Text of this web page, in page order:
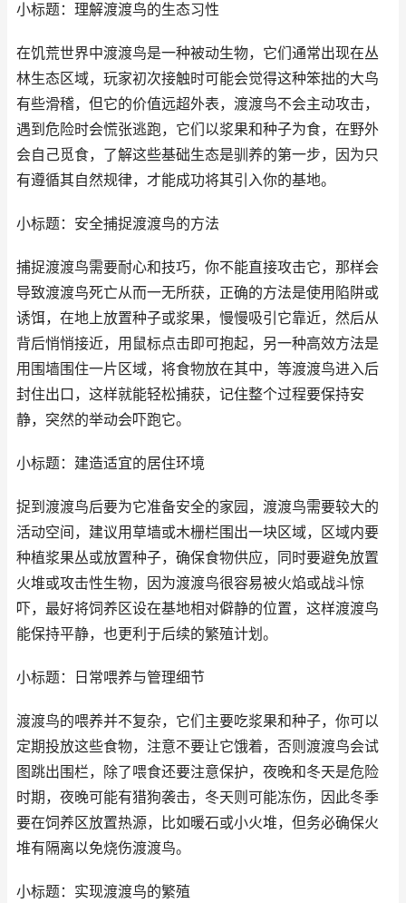
小标题：理解渡渡鸟的生态习性
在饥荒世界中渡渡鸟是一种被动生物，它们通常出现在丛
林生态区域，玩家初次接触时可能会觉得这种笨拙的大鸟
有些滑稽，但它的价值远超外表，渡渡鸟不会主动攻击，
遇到危险时会慌张逃跑，它们以浆果和种子为食，在野外
会自己觅食，了解这些基础生态是驯养的第一步，因为只
有遵循其自然规律，才能成功将其引入你的基地。
小标题：安全捕捉渡渡鸟的方法
捕捉渡渡鸟需要耐心和技巧，你不能直接攻击它，那样会
导致渡渡鸟死亡从而一无所获，正确的方法是使用陷阱或
诱饵，在地上放置种子或浆果，慢慢吸引它靠近，然后从
背后悄悄接近，用鼠标点击即可抱起，另一种高效方法是
用围墙围住一片区域，将食物放在其中，等渡渡鸟进入后
封住出口，这样就能轻松捕获，记住整个过程要保持安
静，突然的举动会吓跑它。
小标题：建造适宜的居住环境
捉到渡渡鸟后要为它准备安全的家园，渡渡鸟需要较大的
活动空间，建议用草墙或木栅栏围出一块区域，区域内要
种植浆果丛或放置种子，确保食物供应，同时要避免放置
火堆或攻击性生物，因为渡渡鸟很容易被火焰或战斗惊
吓，最好将饲养区设在基地相对僻静的位置，这样渡渡鸟
能保持平静，也更利于后续的繁殖计划。
小标题：日常喂养与管理细节
渡渡鸟的喂养并不复杂，它们主要吃浆果和种子，你可以
定期投放这些食物，注意不要让它饿着，否则渡渡鸟会试
图跳出围栏，除了喂食还要注意保护，夜晚和冬天是危险
时期，夜晚可能有猎狗袭击，冬天则可能冻伤，因此冬季
要在饲养区放置热源，比如暖石或小火堆，但务必确保火
堆有隔离以免烧伤渡渡鸟。
小标题：实现渡渡鸟的繁殖